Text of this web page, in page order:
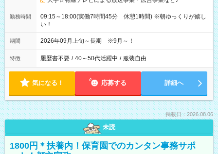
勤務時間
09:15～18:00(実働7時間45分 休憩1時間) ※朝ゆっくりが嬉し
い！
期間 2026年09月上旬～長期 ※9月～！
特徴 履歴書不要 / 40～50代活躍中 / 服装自由
気になる！ 応募する 詳細へ
掲載日：2026.08.06
未読
1800円＊扶養内！保育園でのカンタン事務サポ